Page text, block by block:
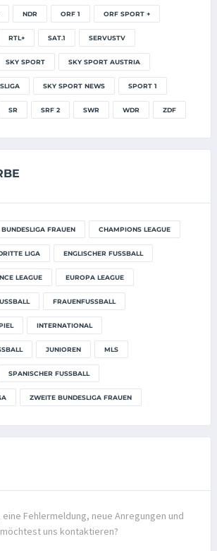
NDR ORF 1 ORF SPORT +
RTL+ SAT.1 SERVUSTV
SKY SPORT SKY SPORT AUSTRIA
SKY SPORT NEWS SPORT 1
SR SRF 2 SWR WDR ZDF
BUNDESLIGA FRAUEN CHAMPIONS LEAGUE
LIGA ENGLISCHER FUSSBALL
LEAGUE EUROPA LEAGUE
FRAUENFUSSBALL
INTERNATIONAL
JUNIOREN MLS
SPANISCHER FUSSBALL
ZWEITE BUNDESLIGA FRAUEN
eine Fehlermeldung, neue Anregungen und
möchtest uns kontaktieren?